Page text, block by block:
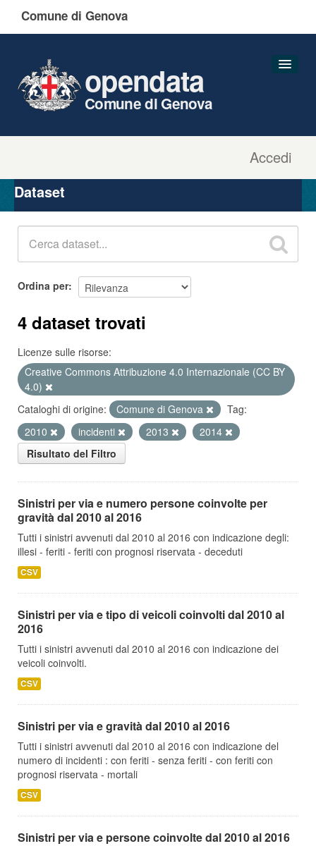
Comune di Genova
Accedi
opendata
Comune di Genova
Organizzazioni
Gruppi
Dataset
Ordina per
4 dataset trovati
Licenze sulle risorse:
Creative Commons Attribuzione 4.0 Internazionale (CC BY
4.0)
Cataloghi di origine:
Comune di Genova
Tag:
2010
incidenti 2013
2014
Risultato del Filtro
Sinistri per via e numero persone coinvolte per
gravità dal 2010 al 2016
Tutti i sinistri avvenuti dal 2010 al 2016 con indicazione degli:
illesi - feriti - feriti con prognosi riservata - deceduti
CSV
Sinistri per via e tipo di veicoli coinvolti dal 2010 al
2016
Tutti i sinistri avvenuti dal 2010 al 2016 con indicazione dei
veicoli coinvolti.
CSV
Sinistri per via e gravità dal 2010 al 2016
Tutti i sinistri avvenuti dal 2010 al 2016 con indicazione del
numero di incidenti : con feriti - senza feriti - con feriti con
prognosi riservata - mortali
CSV
Sinistri per via e persone coinvolte dal 2010 al 2016